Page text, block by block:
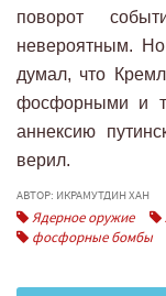
поворот
невероятным.
думал, что
фосфорными и
аннексию
верил.
АВТОР: ИКРАМУТДИН ХАН
Ядерное оружие
фосфорные бомбы